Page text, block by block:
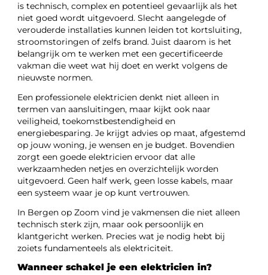
is technisch, complex en potentieel gevaarlijk als het
niet goed wordt uitgevoerd. Slecht aangelegde of
verouderde installaties kunnen leiden tot kortsluiting,
stroomstoringen of zelfs brand. Juist daarom is het
belangrijk om te werken met een gecertificeerde
vakman die weet wat hij doet en werkt volgens de
nieuwste normen.
Een professionele elektricien denkt niet alleen in
termen van aansluitingen, maar kijkt ook naar
veiligheid, toekomstbestendigheid en
energiebesparing. Je krijgt advies op maat, afgestemd
op jouw woning, je wensen en je budget. Bovendien
zorgt een goede elektricien ervoor dat alle
werkzaamheden netjes en overzichtelijk worden
uitgevoerd. Geen half werk, geen losse kabels, maar
een systeem waar je op kunt vertrouwen.
In Bergen op Zoom vind je vakmensen die niet alleen
technisch sterk zijn, maar ook persoonlijk en
klantgericht werken. Precies wat je nodig hebt bij
zoiets fundamenteels als elektriciteit.
Wanneer schakel je een elektricien in?